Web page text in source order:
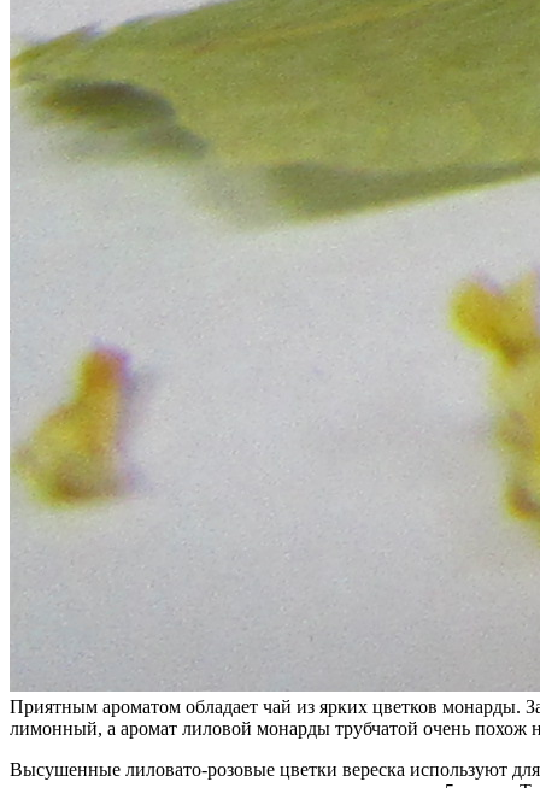
Приятным ароматом обладает чай из ярких цветков монарды.
лимонный, а аромат лиловой монарды трубчатой очень похож
Высушенные лиловато-розовые цветки вереска используют